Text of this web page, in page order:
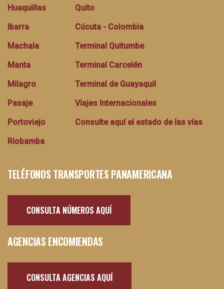
Huaquillas
Ibarra
Machala
Manta
Milagro
Pasaje
Portoviejo
Riobamba
Quito
Cúcuta - Colombia
Terminal Quitumbe
Terminal Carcelén
Terminal de Guayaquil
Viajes Internacionales
Consulte aquí el estado de las vías
TELÉFONOS TRANSPORTES PANAMERICANA
CONSULTA NÚMEROS AQUÍ
AGENCIAS ENCOMIENDAS
CONSULTA AGENCIAS AQUÍ